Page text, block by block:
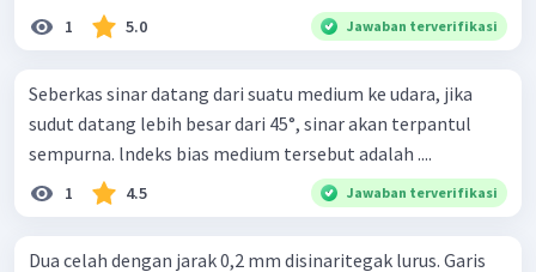
1 5.0 Jawaban terverifikasi
Seberkas sinar datang dari suatu medium ke udara, jika
sudut datang lebih besar dari 45°, sinar akan terpantul
sempurna. lndeks bias medium tersebut adalah ....
1 4.5 Jawaban terverifikasi
Dua celah dengan jarak 0,2 mm disinaritegak lurus. Garis